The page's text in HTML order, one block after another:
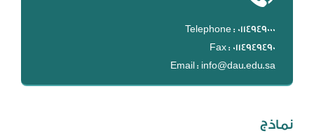
DL
نظام التقييم السنوي
MYAES
Telephone : 0114949000
Fax : 0114949490
Email : info@dau.edu.sa
نماذج